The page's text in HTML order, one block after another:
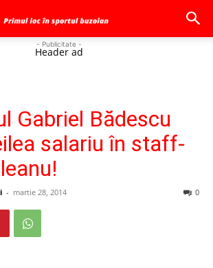
- Publicitate -
Header ad
Gabriel Bădescu
salariu în staff-
- martie 28, 2014 0